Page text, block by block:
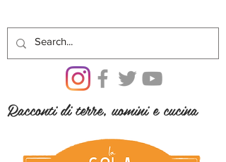
Racconti di terre, uomini e cucina